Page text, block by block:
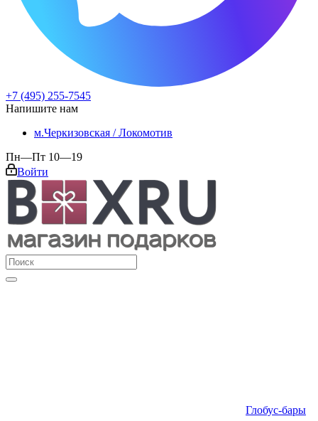
+7 (495) 255-7545
Напишите нам
м.Черкизовская / Локомотив
Пн—Пт 10—19
Войти
Глобус-бары